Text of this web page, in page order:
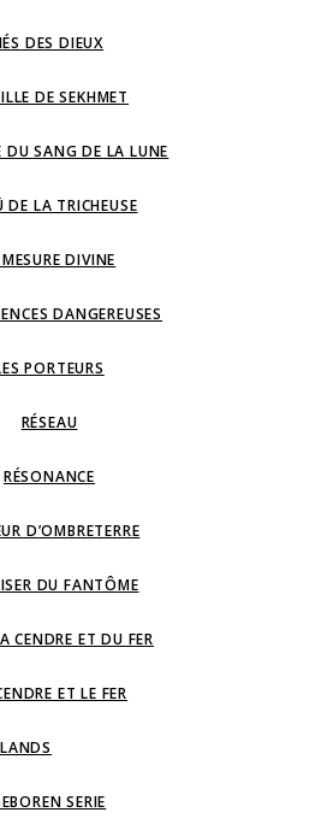
DES DIEUX
DE SEKHMET
DU SANG DE LA LUNE
DE LA TRICHEUSE
DIVINE
DANGEREUSES
PORTEURS
RÉSEAU
RÉSONANCE
D’OMBRETERRE
DU FANTÔME
CENDRE ET DU FER
ET LE FER
SERIE